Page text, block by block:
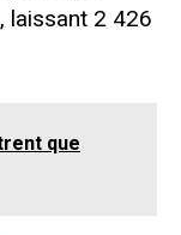
laissant 2 426
que